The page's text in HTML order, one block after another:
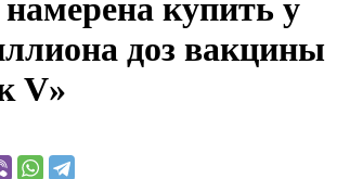
купить у
доз вакцины
V»